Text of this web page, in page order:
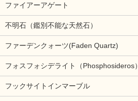
ファイアーアゲート
不明石（鑑別不能な天然石）
ファーデンクォーツ(Faden Quartz)
フォスフォシデライト（Phosphosideros）
フックサイトインマーブル